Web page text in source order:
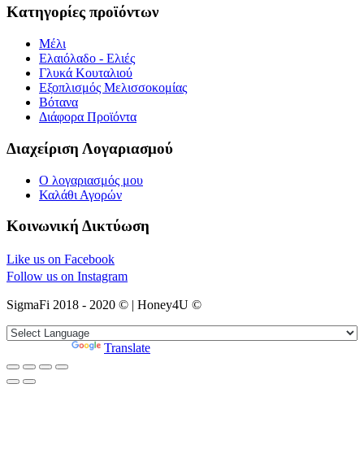
Κατηγορίες προϊόντων
Μέλι
Ελαιόλαδο - Ελιές
Γλυκά Κουταλιού
Εξοπλισμός Μελισσοκομίας
Βότανα
Διάφορα Προϊόντα
Διαχείριση Λογαριασμού
Ο λογαριασμός μου
Καλάθι Αγορών
Κοινωνική Δικτύωση
Like us on Facebook
Follow us on Instagram
SigmaFi 2018 - 2020 © | Honey4U ©
Translate